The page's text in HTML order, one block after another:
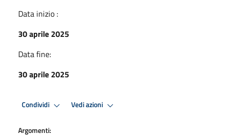
Data inizio :
30 aprile 2025
Data fine:
30 aprile 2025
Condividi Vedi azioni
Argomenti: